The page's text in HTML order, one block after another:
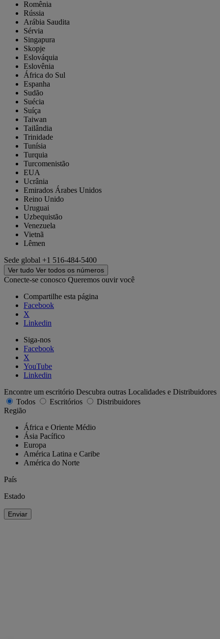
Romênia
Rússia
Arábia Saudita
Sérvia
Singapura
Skopje
Eslováquia
Eslovênia
África do Sul
Espanha
Sudão
Suécia
Suíça
Taiwan
Tailândia
Trinidade
Tunísia
Turquia
Turcomenistão
EUA
Ucrânia
Emirados Árabes Unidos
Reino Unido
Uruguai
Uzbequistão
Venezuela
Vietnã
Lêmen
Sede global +1 516-484-5400
Ver tudo Ver todos os números
Conecte-se conosco Queremos ouvir você
Compartilhe esta página
Facebook
X
Linkedin
Siga-nos
Facebook
X
YouTube
Linkedin
Encontre um escritório Descubra outras Localidades e Distribuidores
Todos
Escritórios
Distribuidores
Região
África e Oriente Médio
Ásia Pacífico
Europa
América Latina e Caribe
América do Norte
País
Estado
Enviar